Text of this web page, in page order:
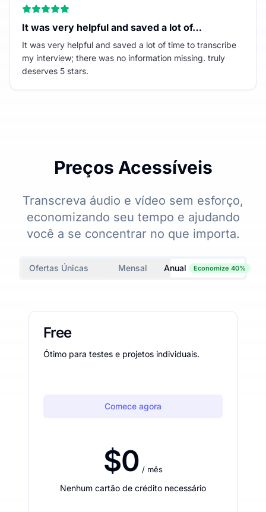
It was very helpful and saved a lot of…
It was very helpful and saved a lot of time to transcribe
my interview; there was no information missing. truly
deserves 5 stars.
Preços Acessíveis
Transcreva áudio e vídeo sem esforço,
economizando seu tempo e ajudando
você a se concentrar no que importa.
Ofertas Únicas Mensal Anual Economize 40%
Free
Ótimo para testes e projetos individuais.
Comece agora
$0 / mês
Nenhum cartão de crédito necessário